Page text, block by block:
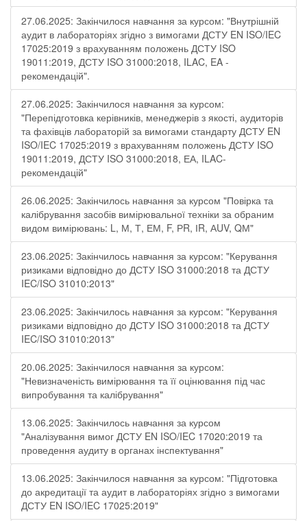
27.06.2025: Закінчилося навчання за курсом: "Внутрішній
аудит в лабораторіях згідно з вимогами ДСТУ EN ISO/IEC
17025:2019 з врахуванням положень ДСТУ ISO
19011:2019, ДСТУ ISO 31000:2018, ILAC, EA -
рекомендацій".
27.06.2025: Закінчилося навчання за курсом:
"Перепідготовка керівників, менеджерів з якості, аудиторів
та фахівців лабораторій за вимогами стандарту ДСТУ EN
ISO/IEC 17025:2019 з врахуванням положень ДСТУ ISO
19011:2019, ДСТУ ISO 31000:2018, ЕА, ILAC-
рекомендацій"
26.06.2025: Закінчилось навчання за курсом "Повірка та
калібрування засобів вимірювальної техніки за обраним
видом вимірювань: L, М, Т, ЕМ, F, РR, ІR, АUV, QМ"
23.06.2025: Закінчилось навчання за курсом: "Керування
ризиками відповідно до ДСТУ ISO 31000:2018 та ДСТУ
IEC/ISO 31010:2013"
23.06.2025: Закінчилось навчання за курсом: "Керування
ризиками відповідно до ДСТУ ISO 31000:2018 та ДСТУ
IEC/ISO 31010:2013"
20.06.2025: Закінчилося навчання за курсом:
"Невизначеність вимірювання та її оцінювання під час
випробування та калібрування"
13.06.2025: Закінчилось навчання за курсом
"Аналізування вимог ДСТУ EN ISO/IEC 17020:2019 та
проведення аудиту в органах інспектування"
13.06.2025: Закінчилося навчання за курсом: "Підготовка
до акредитації та аудит в лабораторіях згідно з вимогами
ДСТУ EN ISO/IEC 17025:2019"